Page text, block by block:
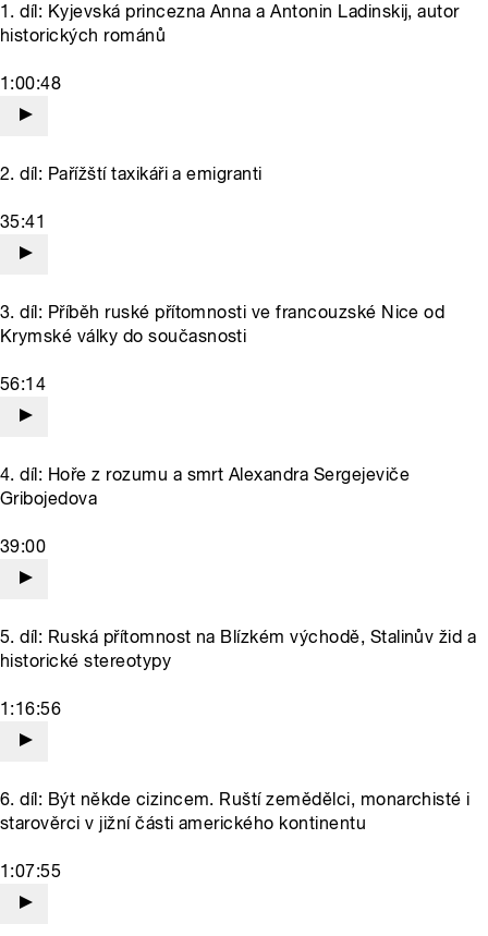
1. díl: Kyjevská princezna Anna a Antonin Ladinskij, autor
historických románů
1:00:48
2. díl: Pařížští taxikáři a emigranti
35:41
3. díl: Příběh ruské přítomnosti ve francouzské Nice od
Krymské války do současnosti
56:14
4. díl: Hoře z rozumu a smrt Alexandra Sergejeviče
Gribojedova
39:00
5. díl: Ruská přítomnost na Blízkém východě, Stalinův žid a
historické stereotypy
1:16:56
6. díl: Být někde cizincem. Ruští zemědělci, monarchisté i
starověrci v jižní části amerického kontinentu
1:07:55